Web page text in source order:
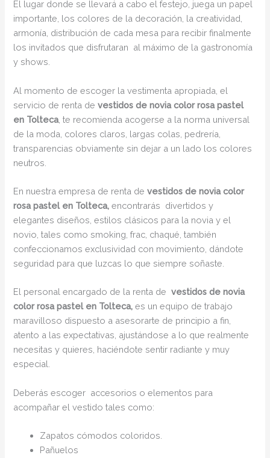
El lugar donde se llevará a cabo el festejo, juega un papel
importante, los colores de la decoración, la creatividad,
armonía, distribución de cada mesa para recibir finalmente
los invitados que disfrutaran al máximo de la gastronomía
y shows.
Al momento de escoger la vestimenta apropiada, el
servicio de renta devestidos de novia color rosa pastel
en Tolteca, te recomienda acogerse a la norma universal
de la moda, colores claros, largas colas, pedrería,
transparencias obviamente sin dejar a un lado los colores
neutros.
En nuestra empresa de renta devestidos de novia color
rosa pastel en Tolteca,encontrarás divertidos y
elegantes diseños, estilos clásicos para la novia y el
novio, tales como smoking, frac, chaqué, también
confeccionamos exclusividad con movimiento, dándote
seguridad para que luzcas lo que siempre soñaste.
El personal encargado de la renta devestidos de novia
color rosa pastel en Tolteca, es un equipo de trabajo
maravilloso dispuesto a asesorarte de principio a fin,
atento a las expectativas, ajustándose a lo que realmente
necesitas y quieres, haciéndote sentir radiante y muy
especial.
Deberás escoger accesorios o elementos para
acompañar el vestido tales como:
Zapatos cómodos coloridos.
Pañuelos